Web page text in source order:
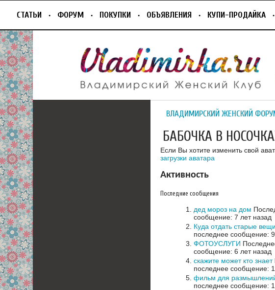
СТАТЬИ ФОРУМ ПОКУПКИ ОБЪЯВЛЕНИЯ КУПИ-ПРОДАЙКА
ВЛАДИМИРСКИЙ ЖЕНСКИЙ
БАБОЧКА В
Если Вы хотите изменить свой
загрузки аватара
Активность
Последние сообщения
дед мороз на дом
сообщение: 7 лет назад
Куда отдать старые
последнее сообщение:
ФОТОУСЛУГИ
сообщение: 6 лет назад
скажите может кто знает
последнее сообщение:
фильм для
последнее сообщение: 1